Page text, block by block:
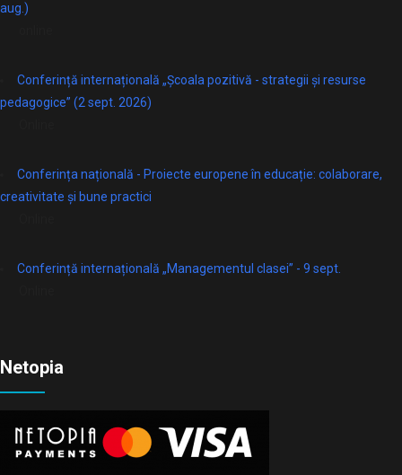
aug.)
Conferință internațională „Școala pozitivă - strategii și resurse
pedagogice” (2 sept. 2026)
Conferința națională - Proiecte europene în educație: colaborare,
creativitate și bune practici
Conferință internațională „Managementul clasei” - 9 sept.
Netopia